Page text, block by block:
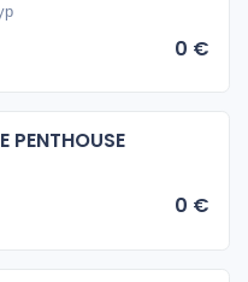
0 €
PENTHOUSE
0 €